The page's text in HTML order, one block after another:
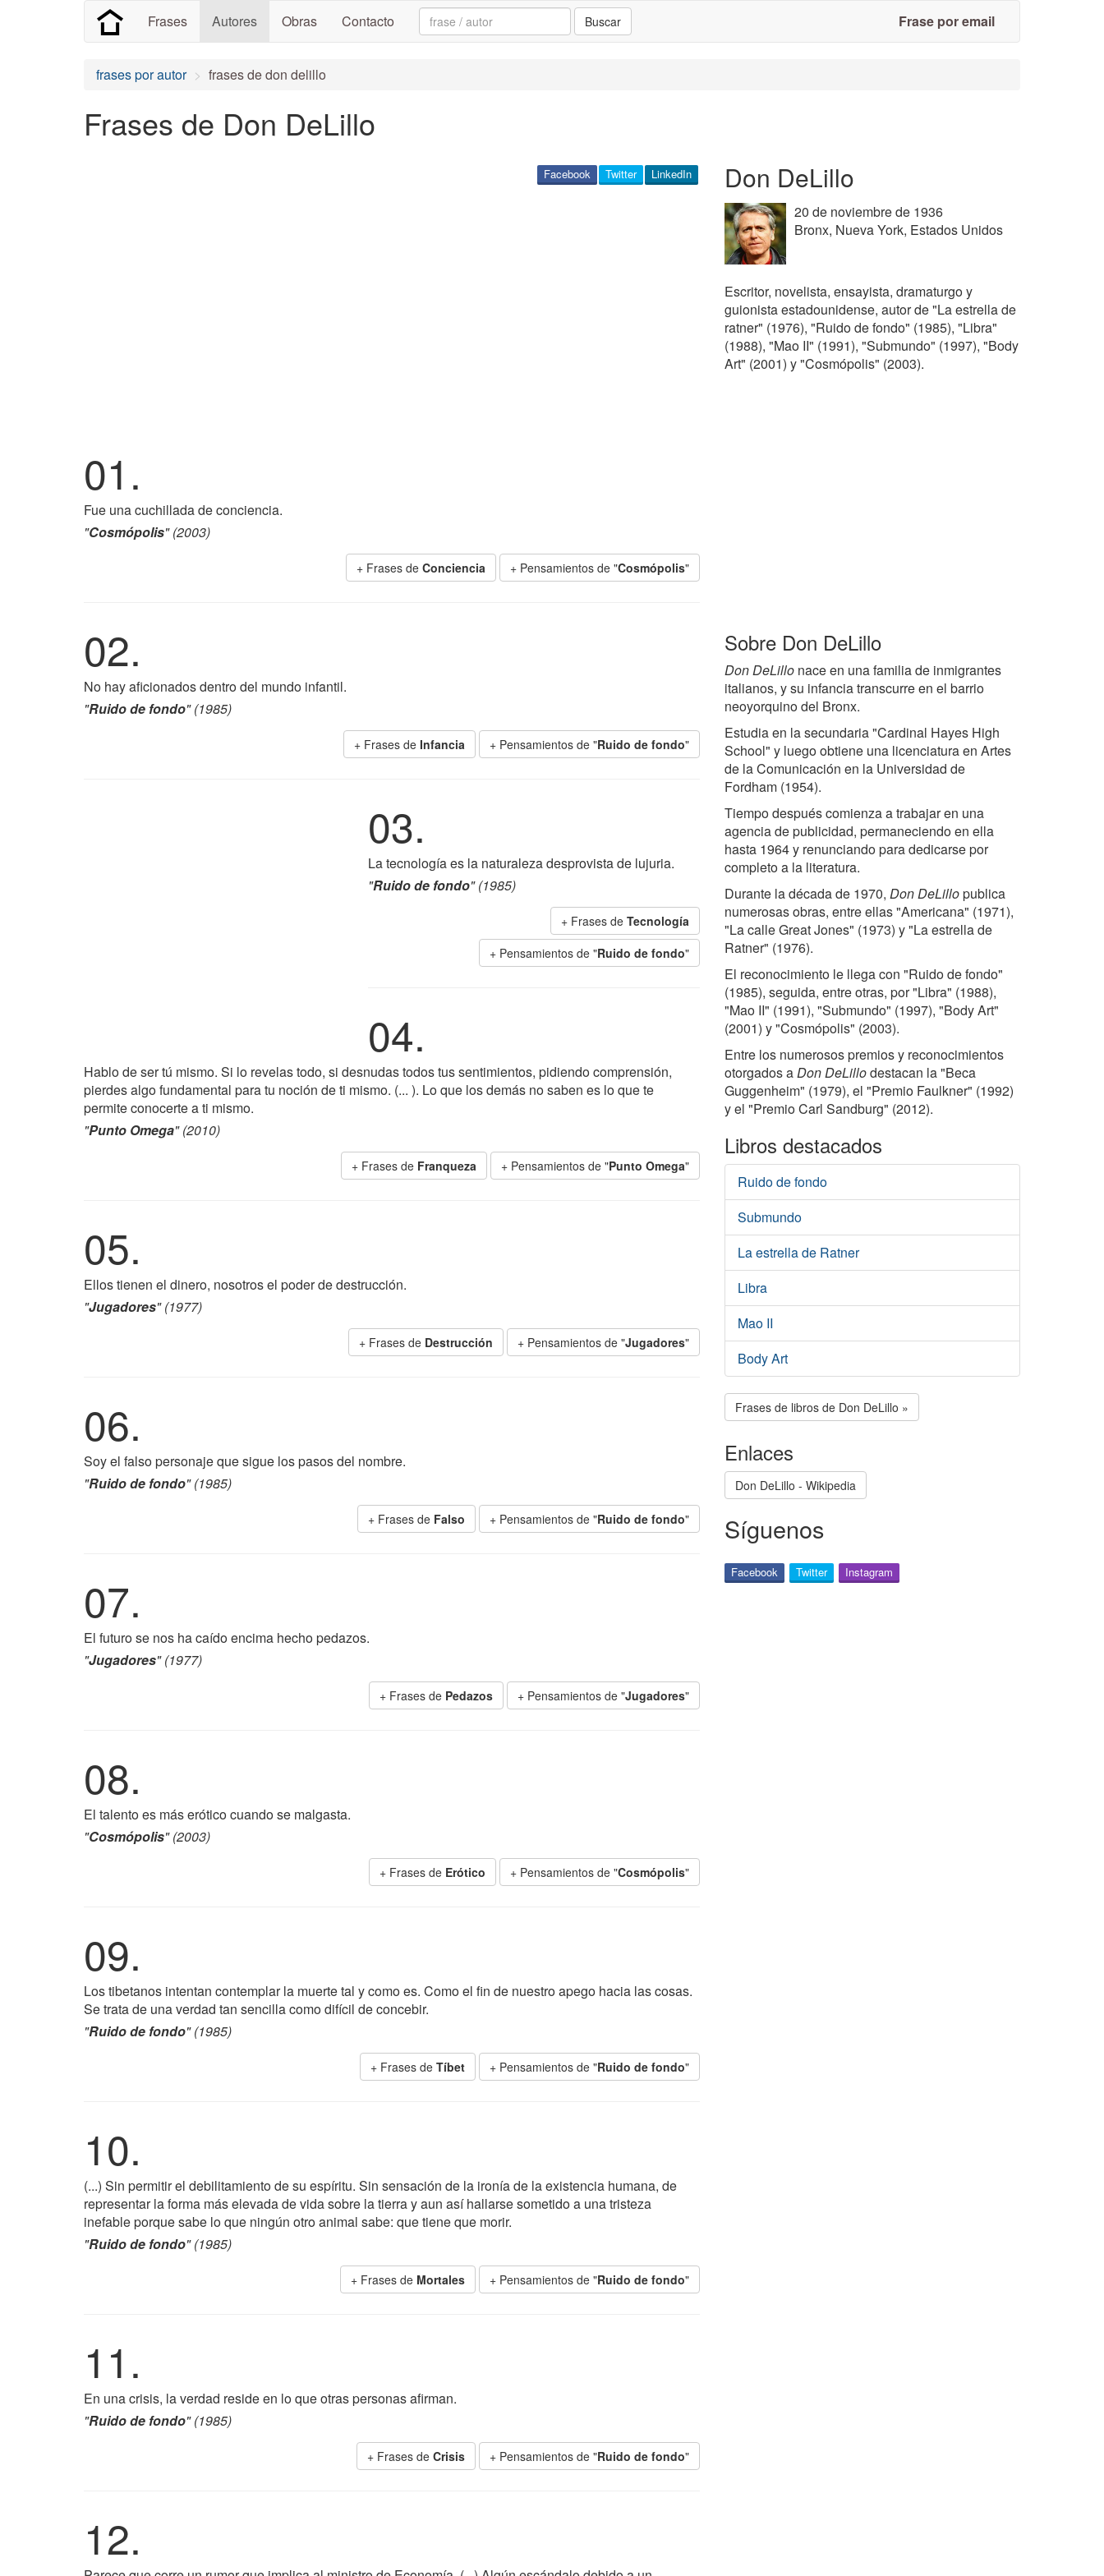
Frases Autores Obras Contacto Search: Buscar Frase por email
frases por autor frases de don delillo
Frases de Don DeLillo
LinkedIn
Twitter
Facebook
01.
Fue una cuchillada de conciencia.
"Cosmópolis" (2003)
+ Frases de Conciencia + Pensamientos de "Cosmópolis"
02.
No hay aficionados dentro del mundo infantil.
"Ruido de fondo" (1985)
+ Frases de Infancia + Pensamientos de "Ruido de fondo"
03.
La tecnología es la naturaleza desprovista de lujuria.
"Ruido de fondo" (1985)
+ Frases de Tecnología
+ Pensamientos de "Ruido de fondo"
04.
Hablo de ser tú mismo. Si lo revelas todo, si desnudas todos tus sentimientos, pidiendo comprensión,
pierdes algo fundamental para tu noción de ti mismo. (... ). Lo que los demás no saben es lo que te
permite conocerte a ti mismo.
"Punto Omega" (2010)
+ Frases de Franqueza + Pensamientos de "Punto Omega"
05.
Ellos tienen el dinero, nosotros el poder de destrucción.
"Jugadores" (1977)
+ Frases de Destrucción + Pensamientos de "Jugadores"
06.
Soy el falso personaje que sigue los pasos del nombre.
"Ruido de fondo" (1985)
+ Frases de Falso + Pensamientos de "Ruido de fondo"
07.
El futuro se nos ha caído encima hecho pedazos.
"Jugadores" (1977)
+ Frases de Pedazos + Pensamientos de "Jugadores"
08.
El talento es más erótico cuando se malgasta.
"Cosmópolis" (2003)
+ Frases de Erótico + Pensamientos de "Cosmópolis"
09.
Los tibetanos intentan contemplar la muerte tal y como es. Como el fin de nuestro apego hacia las cosas.
Se trata de una verdad tan sencilla como difícil de concebir.
"Ruido de fondo" (1985)
+ Frases de Tíbet + Pensamientos de "Ruido de fondo"
10.
(...) Sin permitir el debilitamiento de su espíritu. Sin sensación de la ironía de la existencia humana, de
representar la forma más elevada de vida sobre la tierra y aun así hallarse sometido a una tristeza
inefable porque sabe lo que ningún otro animal sabe: que tiene que morir.
"Ruido de fondo" (1985)
+ Frases de Mortales + Pensamientos de "Ruido de fondo"
11.
En una crisis, la verdad reside en lo que otras personas afirman.
"Ruido de fondo" (1985)
+ Frases de Crisis + Pensamientos de "Ruido de fondo"
12.
Don DeLillo
20 de noviembre de 1936
Bronx, Nueva York, Estados Unidos
Escritor, novelista, ensayista, dramaturgo y
guionista estadounidense, autor de "La estrella de
ratner" (1976), "Ruido de fondo" (1985), "Libra"
(1988), "Mao II" (1991), "Submundo" (1997), "Body
Art" (2001) y "Cosmópolis" (2003).
Sobre Don DeLillo
Don DeLillo nace en una familia de inmigrantes
italianos, y su infancia transcurre en el barrio
neoyorquino del Bronx.
Estudia en la secundaria "Cardinal Hayes High
School" y luego obtiene una licenciatura en Artes
de la Comunicación en la Universidad de
Fordham (1954).
Tiempo después comienza a trabajar en una
agencia de publicidad, permaneciendo en ella
hasta 1964 y renunciando para dedicarse por
completo a la literatura.
Durante la década de 1970, Don DeLillopublica
numerosas obras, entre ellas "Americana" (1971),
"La calle Great Jones" (1973) y "La estrella de
Ratner" (1976).
El reconocimiento le llega con "Ruido de fondo"
(1985), seguida, entre otras, por "Libra" (1988),
"Mao II" (1991), "Submundo" (1997), "Body Art"
(2001) y "Cosmópolis" (2003).
Entre los numerosos premios y reconocimientos
otorgados aDon DeLillodestacan la "Beca
Guggenheim" (1979), el "Premio Faulkner" (1992)
y el "Premio Carl Sandburg" (2012).
Libros destacados
Ruido de fondo
Submundo
La estrella de Ratner
Libra
Mao II
Body Art
Frases de libros de Don DeLillo »
Enlaces
Don DeLillo - Wikipedia
Síguenos
Facebook Twitter Instagram